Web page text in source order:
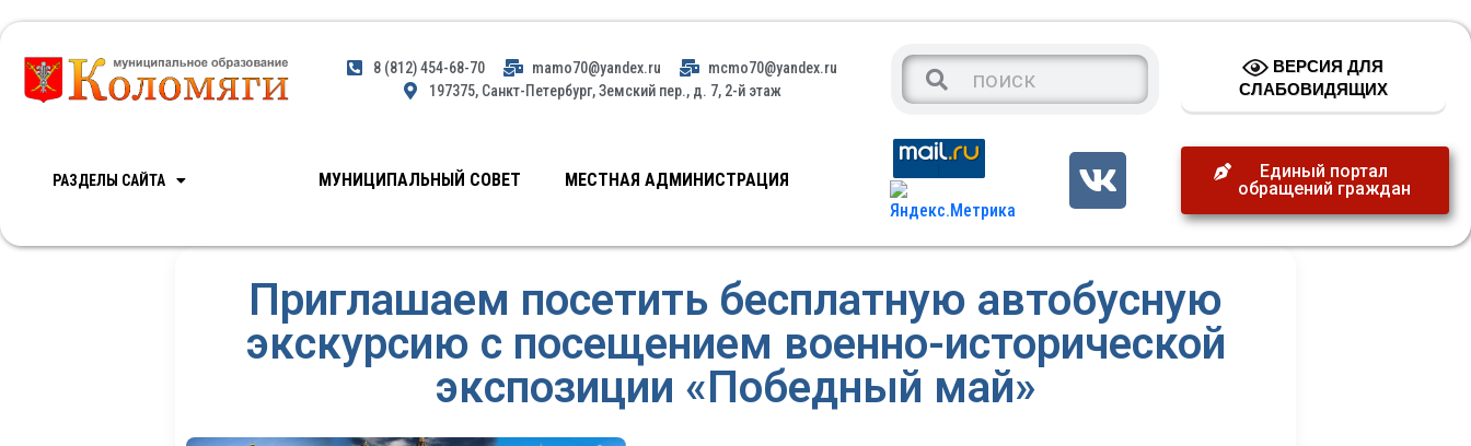
8 (812) 454-68-70 mamo70@yandex.ru
mcmo70@yandex.ru
197375, Санкт-Петербург, Земский пер., д. 7, 2-й этаж
ВЕРСИЯ ДЛЯ
СЛАБОВИДЯЩИХ
РАЗДЕЛЫ САЙТА МУНИЦИПАЛЬНЫЙ СОВЕТ МЕСТНАЯ АДМИНИСТРАЦИЯ
Единый портал
обращений граждан
Приглашаем посетить бесплатную автобусную
экскурсию с посещением военно-исторической
экспозиции «Победный май»